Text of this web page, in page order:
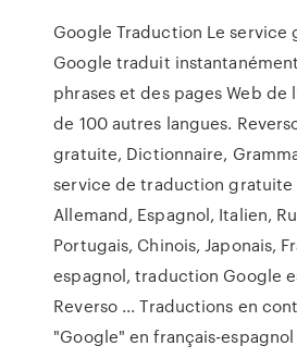
Google Traduction Le service
Google traduit
phrases et des pages Web de
de 100 autres langues.
gratuite, Dictionnaire,
service de traduction gratuite
Allemand, Espagnol, Italien,
Portugais, Chinois, Japonais,
espagnol, traduction Google
Reverso ... Traductions en
"Google" en français-